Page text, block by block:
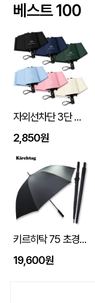
베스트 100
자외선차단 3단 자동 암막 양우산
2,850원
키르히탁 75 초경량 올카본 UV 암막우산
19,600원